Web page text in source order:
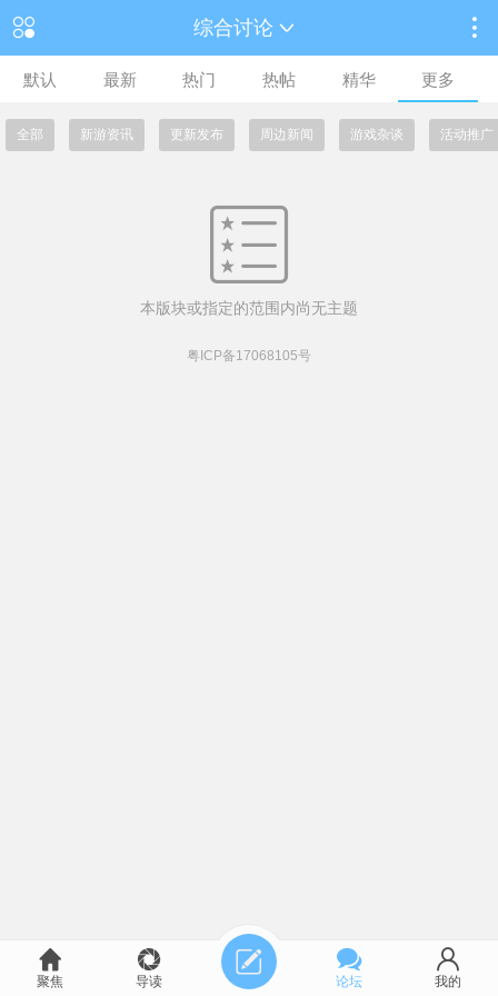
综合讨论
默认 最新 热门 热帖 精华 更多
全部 新游资讯 更新发布 周边新闻 游戏杂谈 活动推广
本版块或指定的范围内尚无主题
粤ICP备17068105号
聚焦 导读 论坛 我的